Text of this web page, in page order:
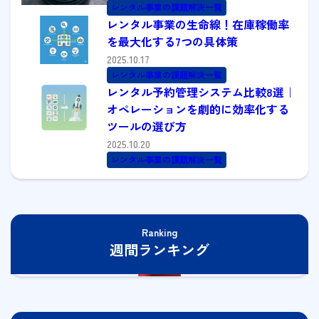
レンタル事業の課題解決一覧
レンタル事業の生命線！在庫稼働率
を最大化する7つの具体策
2025.10.17
レンタル事業の課題解決一覧
レンタル予約管理システム比較8選｜
オペレーションを劇的に効率化する
ツールの選び方
2025.10.20
レンタル事業の課題解決一覧
Ranking
週間ランキング